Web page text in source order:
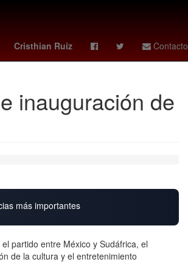
Cristhian Ruiz Contacto
Perú mexico vs
inauguración de
más importantes
partido entre México y Sudáfrica, el
de la cultura y el entretenimiento